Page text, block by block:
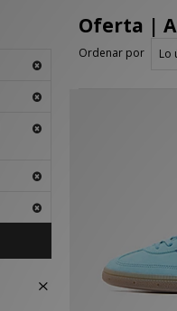
Oferta |
Ordenar por